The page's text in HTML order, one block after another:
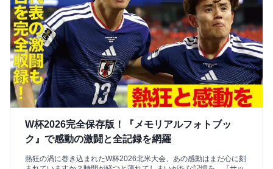
W杯2026完全保存版！『メモリアルフォトブッ
ク』で感動の激闘と全記録を網羅
熱狂の渦に巻き込まれたW杯2026北米大会、あの感動はまだ心に刻